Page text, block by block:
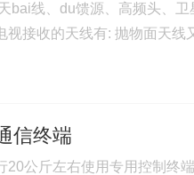
bai线、du馈源、高频头、
视接收的天线有: 抛物面天
信终端
20公斤左右使用专用控制终